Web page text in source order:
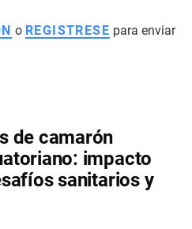
o REGISTRESE para enviar
de camarón
impacto
sanitarios y